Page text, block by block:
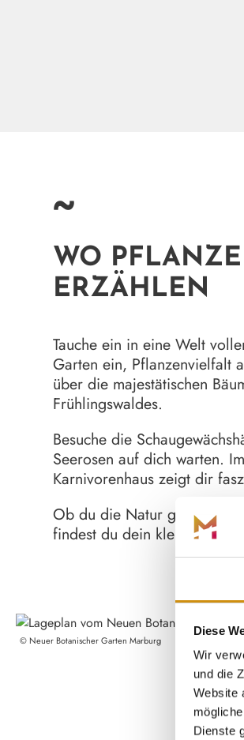
Diese
Wir
und die
Website
Dienste
~
WO
ERZÄHLEN
Tauche ein in eine Welt
Garten ein, Pflanzenvielfalt
über die majestätischen
Frühlingswaldes.
Besuche die
Seerosen auf dich warten.
Karnivorenhaus zeigt dir
Ob du die Natur genießen,
findest du dein kleines
©Neuer Botanischer Garten Marburg